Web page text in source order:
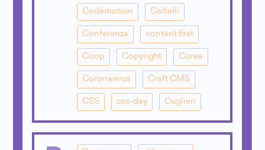
Codemotion Coltelli
Conferenza content first
Coop Copyright Corea
Coronavirus Craft CMS
CSS css-day Cuglieri